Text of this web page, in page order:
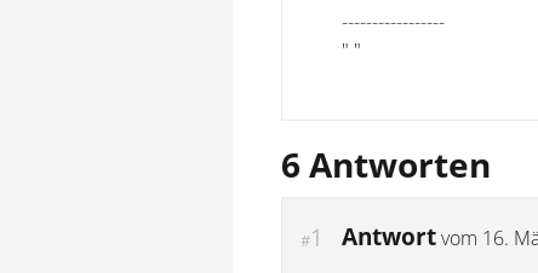
-----------------
" "
6 Antworten
#1 Antwortvom 16.